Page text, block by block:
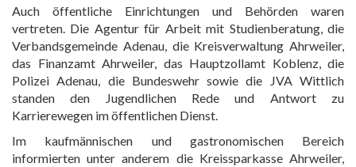
Auch öffentliche Einrichtungen und Behörden waren
vertreten. Die Agentur für Arbeit mit Studienberatung, die
Verbandsgemeinde Adenau, die Kreisverwaltung Ahrweiler,
das Finanzamt Ahrweiler, das Hauptzollamt Koblenz, die
Polizei Adenau, die Bundeswehr sowie die JVA Wittlich
standen den Jugendlichen Rede und Antwort zu
Karrierewegen im öffentlichen Dienst.
Im kaufmännischen und gastronomischen Bereich
informierten unter anderem die Kreissparkasse Ahrweiler,